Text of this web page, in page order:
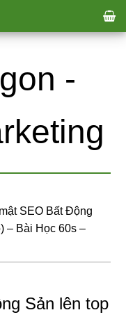
-
SEO Bất Động
– Bài Học 60s –
Sản lên top